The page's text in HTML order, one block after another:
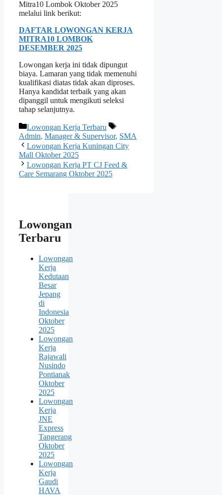
Mitra10 Lombok Oktober 2025
melalui link berikut:
DAFTAR LOWONGAN KERJA
MITRA10 LOMBOK
DESEMBER 2025
Lowongan kerja ini tidak dipungut
biaya. Lamaran yang tidak memenuhi
kualifikasi diatas tidak akan diproses.
Hanya kandidat terbaik yang akan
dipanggil untuk mengikuti seleksi
tahap selanjutnya.
Kategori
Lowongan Kerja Terbaru
Tag
Admin, Manager & Supervisor, SMA
Lowongan Kerja Kuningan City
Mall Oktober 2025
Lowongan Kerja PT CJ Feed &
Care Semarang Oktober 2025
Lowongan
Terbaru
Lowongan
Kerja
Kedutaan
Besar
Jepang
di
Indonesia
Oktober
2025
Lowongan
Kerja
Rajawali
Nusindo
Pontianak
Oktober
2025
Lowongan
Kerja
JNE
Express
Tangerang
Oktober
2025
Lowongan
Kerja
Gaudi
HAVA